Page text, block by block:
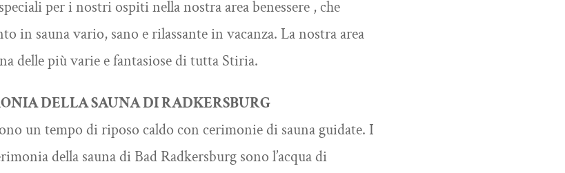
per i nostri ospiti nella nostra area benessere , che
in sauna vario, sano e rilassante in vacanza. La nostra area
delle più varie e fantasiose di tutta Stiria.
DELLA SAUNA DI RADKERSBURG
un tempo di riposo caldo con cerimonie di sauna guidate. I
della sauna di Bad Radkersburg sono l’acqua di